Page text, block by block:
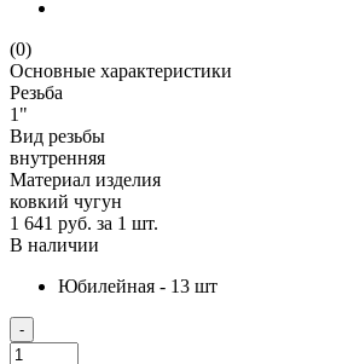
(0)
Основные характеристики
Резьба
1"
Вид резьбы
внутренняя
Материал изделия
ковкий чугун
1 641 руб. за 1 шт.
В наличии
Юбилейная - 13 шт
-